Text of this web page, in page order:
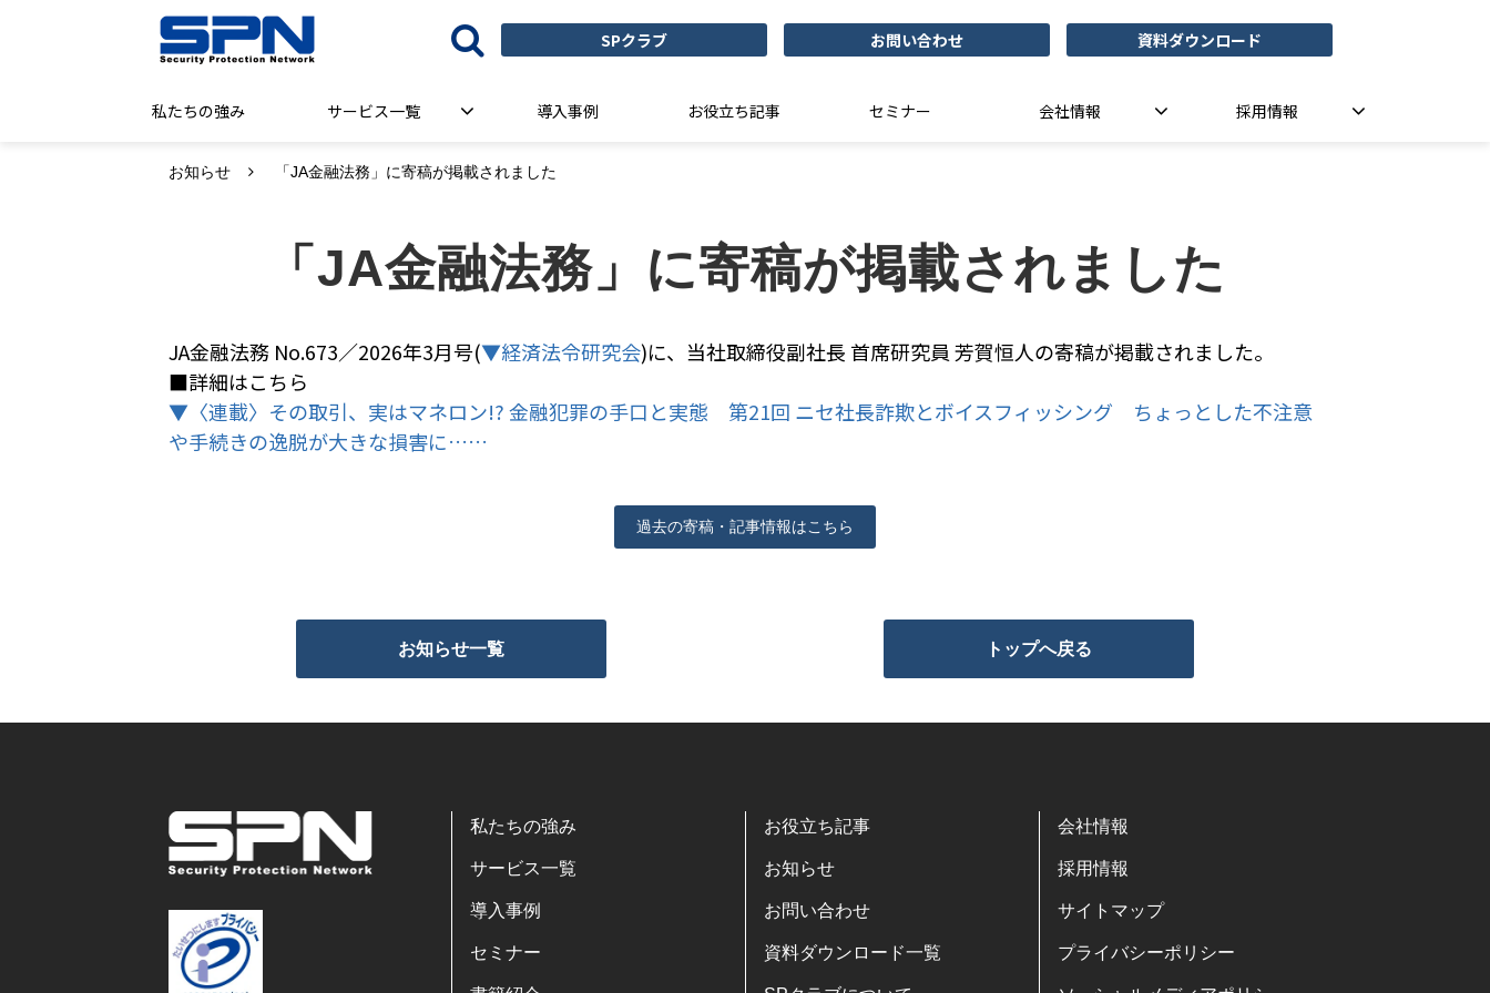
SPクラブ お問い合わせ 資料ダウンロード
私たちの強み サービス一覧 導入事例 お役立ち記事 セミナー 会社情報 採用情報
お知らせ 「JA金融法務」に寄稿が掲載されました
「JA金融法務」に寄稿が掲載されました
JA金融法務 No.673／2026年3月号(▼経済法令研究会)に、当社取締役副社長 首席研究員 芳賀恒人の寄稿が掲載されました。
■詳細はこちら
▼〈連載〉その取引、実はマネロン!? 金融犯罪の手口と実態 第21回 ニセ社長詐欺とボイスフィッシング ちょっとした不注意
や手続きの逸脱が大きな損害に……
過去の寄稿・記事情報はこちら
お知らせ一覧 トップへ戻る
私たちの強み
サービス一覧
導入事例
セミナー
お役立ち記事
お知らせ
お問い合わせ
資料ダウンロード一覧
会社情報
採用情報
サイトマップ
プライバシーポリシー